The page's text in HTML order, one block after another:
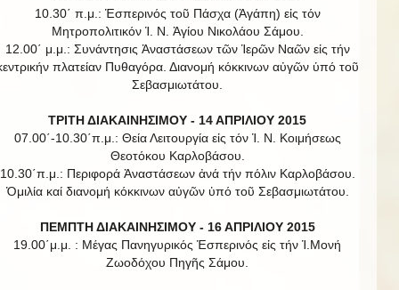
10.30΄ π.μ.: Ἑσπερινός τοῦ Πάσχα (Ἀγάπη) εἰς τόν
Μητροπολιτικόν Ἱ. Ν. Ἁγίου Νικολάου Σάμου.
12.00΄ μ.μ.: Συνάντησις Ἀναστάσεων τῶν Ἱερῶν Ναῶν εἰς τήν
πλατείαν Πυθαγόρα. Διανομή κόκκινων αὐγῶν ὑπό τοῦ
Σεβασμιωτάτου.
ΤΡΙΤΗ ΔΙΑΚΑΙΝΗΣΙΜΟΥ - 14 ΑΠΡΙΛΙΟΥ 2015
07.00΄-10.30΄π.μ.: Θεία Λειτουργία εἰς τόν Ἱ. Ν. Κοιμήσεως
Θεοτόκου Καρλοβάσου.
10.30΄π.μ.: Περιφορά Ἀναστάσεων ἀνά τήν πόλιν Καρλοβάσου.
Ὁμιλία καί διανομή κόκκινων αὐγῶν ὑπό τοῦ Σεβασμιωτάτου.
ΠΕΜΠΤΗ ΔΙΑΚΑΙΝΗΣΙΜΟΥ - 16 ΑΠΡΙΛΙΟΥ 2015
19.00΄μ.μ. : Μέγας Πανηγυρικός Ἑσπερινός εἰς τήν Ἱ.Μονή
Ζωοδόχου Πηγῆς Σάμου.